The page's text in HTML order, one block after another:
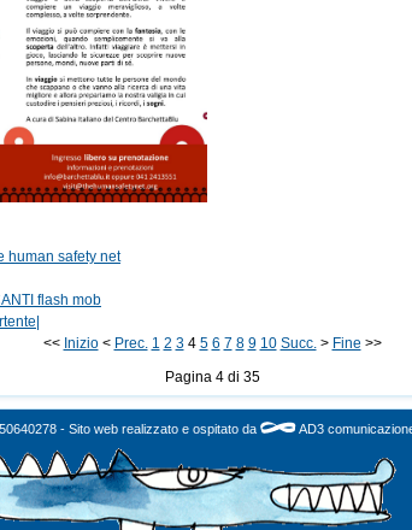
human safety net
flash mob
<< Inizio< Prec. 1 2 3 4 5 6 7 8 9 10 Succ.> Fine >>
Pagina 4 di 35
- Sito web realizzato e ospitato da AD3